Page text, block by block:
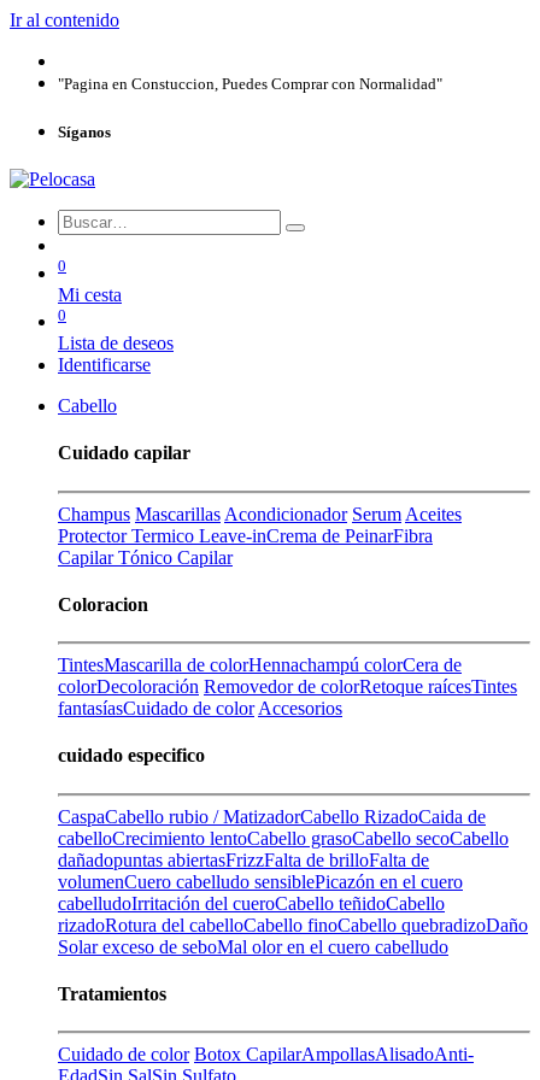
Ir al contenido
"Pagina en Constuccion, Puedes Comprar con Normalidad"
Síganos
0
Mi cesta
0
Lista de deseos
Identificarse
Cabello
Cuidado capilar
Champus Mascarillas Acondicionador Serum Aceites
Protector Termico Leave-inCrema de PeinarFibra
CapilarTónico Capilar
Coloracion
TintesMascarilla de colorHennachampú colorCera de
colorDecoloración Removedor de colorRetoque raícesTintes
fantasíasCuidado de color Accesorios
cuidado especifico
CaspaCabello rubio / MatizadorCabello RizadoCaida de
cabelloCrecimiento lentoCabello grasoCabello secoCabello
dañadopuntas abiertasFrizzFalta de brilloFalta de
volumenCuero cabelludo sensiblePicazón en el cuero
cabelludoIrritación del cueroCabello teñidoCabello
rizadoRotura del cabelloCabello finoCabello quebradizoDaño
Solarexceso de seboMal olor en el cuero cabelludo
Tratamientos
Cuidado de color Botox CapilarAmpollasAlisadoAnti-